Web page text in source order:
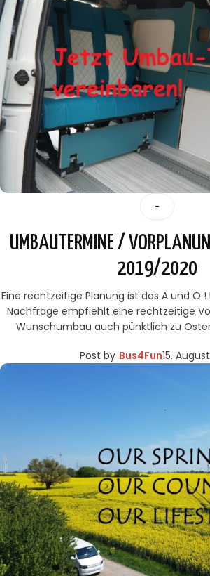
-
UMBAUTERMINE /
2019/2020
Eine rechtzeitige Planung ist das A und O
Nachfrage empfiehlt eine rechtzeitige
Wunschumbau auch pünktlich zu
Post by Bus4Fun15.